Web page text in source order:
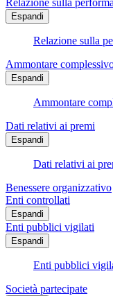
Relazione sulla
Espandi
Relazione sulla
Ammontare
Espandi
Ammontare
Dati relativi ai premi
Espandi
Dati relativi ai
Benessere organizzativo
Enti controllati
Espandi
Enti pubblici vigilati
Espandi
Enti pubblici
Società partecipate